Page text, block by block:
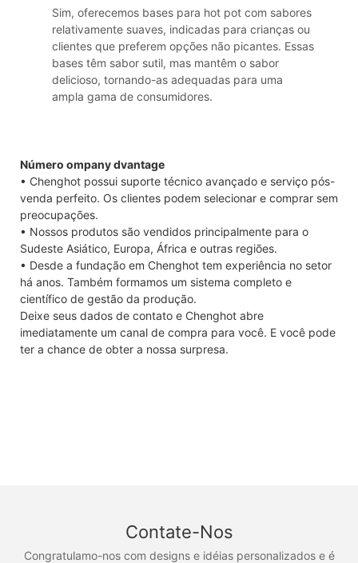
Sim, oferecemos bases para hot pot com sabores
relativamente suaves, indicadas para crianças ou
clientes que preferem opções não picantes. Essas
bases têm sabor sutil, mas mantêm o sabor
delicioso, tornando-as adequadas para uma
ampla gama de consumidores.
Número ompany dvantage
• Chenghot possui suporte técnico avançado e serviço pós-
venda perfeito. Os clientes podem selecionar e comprar sem
preocupações.
• Nossos produtos são vendidos principalmente para o
Sudeste Asiático, Europa, África e outras regiões.
• Desde a fundação em Chenghot tem experiência no setor
há anos. Também formamos um sistema completo e
científico de gestão da produção.
Deixe seus dados de contato e Chenghot abre
imediatamente um canal de compra para você. E você pode
ter a chance de obter a nossa surpresa.
Contate-Nos
Congratulamo-nos com designs e idéias personalizados e é